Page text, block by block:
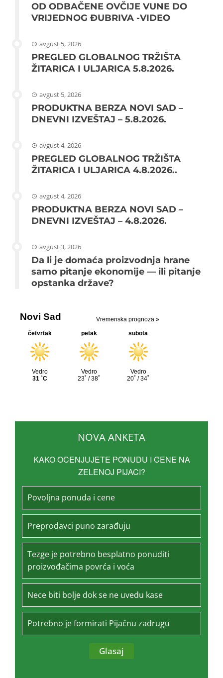
OD ODBAČENE OVČIJE VUNE DO
VRIJEDNOG ĐUBRIVA -VIDEO
avgust 5, 2026
PREGLED GLOBALNOG TRŽIŠTA
ŽITARICA I ULJARICA 5.8.2026.
avgust 5, 2026
PRODUKTNA BERZA NOVI SAD –
DNEVNI IZVEŠTAJ – 5.8.2026.
avgust 4, 2026
PREGLED GLOBALNOG TRŽIŠTA
ŽITARICA I ULJARICA 4.8.2026..
avgust 4, 2026
PRODUKTNA BERZA NOVI SAD –
DNEVNI IZVEŠTAJ – 4.8.2026.
avgust 3, 2026
Da li je domaća proizvodnja hrane
samo pitanje ekonomije — ili pitanje
opstanka države?
NOVA ANKETA
KAKO OCENJUJETE PONUDU I CENE NA
ZELENOJ PIJACI?
Povoljna ponuda i cene
Preprodavci puno zarađuju
Tezge je potrebno besplatno ponuditi
proizvođačima povrća i voća
Nece biti bolje dok se ne uvedu kase
Potrebno je formirati Pijačnu zadrugu